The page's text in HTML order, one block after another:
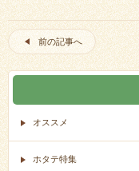
前の記事へ
オススメ
ホタテ特集